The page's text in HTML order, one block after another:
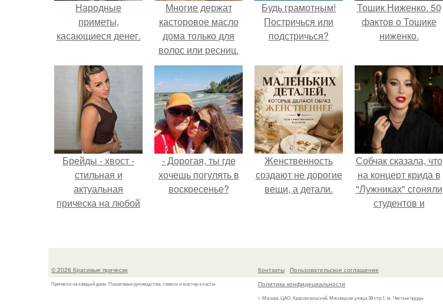
Народные
приметы,
касающиеся денег.
Многие держат
касторовое масло
дома только для
волос или ресниц.
Будь грамотным!
Постричься или
подстричься?
Тошик Ниженко. 50
фактов о Тошике
ниженко.
Брейды - хвост -
стильная и
актуальная
прическа на любой
- Дорогая, ты где
хочешь погулять в
воскресенье?
Женственность
создают не дорогие
вещи, а детали.
Собчак сказала, что
на концерт крида в
"Лужниках" сгоняли
студентов и
так везде были
© 2026 Красивые прически
Прически на каждый день. Пошаговые руководства, советы и мастер-классы
Контакты
Пользовательское соглашение
Политика конфидециальности
г. Москва, ЦАО, Красносельский, Мясницкая улица 38 стр.1, м. Чистые пруды